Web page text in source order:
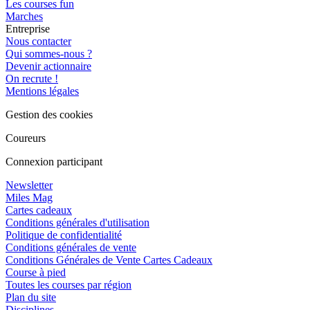
Les courses fun
Marches
Entreprise
Nous contacter
Qui sommes-nous ?
Devenir actionnaire
On recrute !
Mentions légales
Gestion des cookies
Coureurs
Connexion participant
Newsletter
Miles Mag
Cartes cadeaux
Conditions générales d'utilisation
Politique de confidentialité
Conditions générales de vente
Conditions Générales de Vente Cartes Cadeaux
Course à pied
Toutes les courses par région
Plan du site